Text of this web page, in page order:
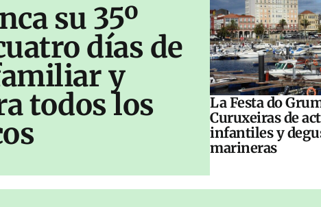
su 35º
días de
y
todos los
La Festa do
Curuxeiras de
infantiles y
marineras